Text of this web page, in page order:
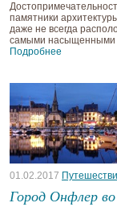
памятники
даже не всегда
самыми насыщенными
Подробнее
01.02.2017
Город Онфлер